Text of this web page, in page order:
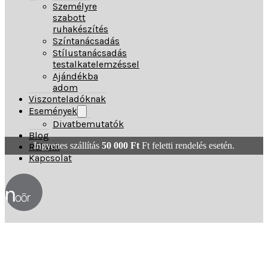
Személyre
szabott
ruhakészítés
Színtanácsadás
Stílustanácsadás
testalkatelemzéssel
Ajándékba
adom
Viszonteladóknak
Események
Divatbemutatók
Blog
Rólunk
Kapcsolat
Ingyenes szállítás 50 000 Ft Ft feletti rendelés esetén.